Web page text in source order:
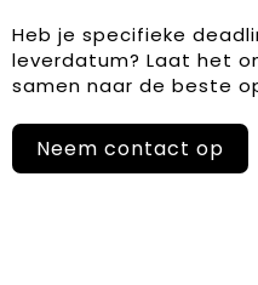
Heb je specifieke
leverdatum? Laat het
samen naar de beste
Neem contact op